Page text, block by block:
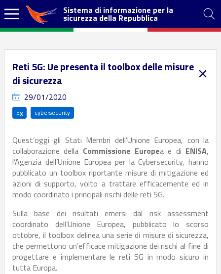
Sistema di informazione per la
sicurezza della Repubblica
Reti 5G: Ue presenta il toolbox delle misure
di sicurezza
29/01/2020
5g cybersecurity
Quest’oggi gli Stati Membri dell’Unione Europea, con la
collaborazione della Commissione Europea e di ENISA,
l’Agenzia dell’Unione Europea per la Cybersecurity, hanno
pubblicato un toolbox riportante misure di mitigazione ed
azioni di supporto, volto a trattare efficacemente ed in
modo coordinato i principali rischi delle reti 5G.
Sulla base dei risultati emersi dal risk assessment
coordinato dell’Unione Europea, pubblicato lo scorso
ottobre, il toolbox delinea una serie di misure di sicurezza,
che permettono un’efficace mitigazione dei rischi al fine di
progettare e implementare le reti 5G in modo sicuro in
tutta Europa.